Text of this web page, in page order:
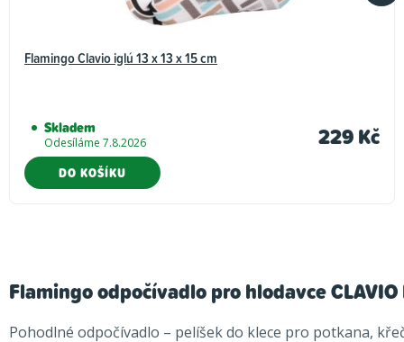
Flamingo Clavio iglú 13 x 13 x 15 cm
Skladem
Odesíláme 7.8.2026 229 Kč
DO KOŠÍKU
Flamingo odpočívadlo pro hlodavce CLAVIO
Pohodlné odpočívadlo – pelíšek do klece pro potkana,